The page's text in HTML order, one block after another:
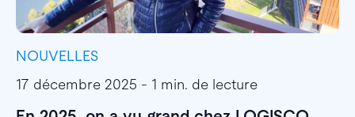
NOUVELLES
17 décembre 2025 - 1 min. de lecture